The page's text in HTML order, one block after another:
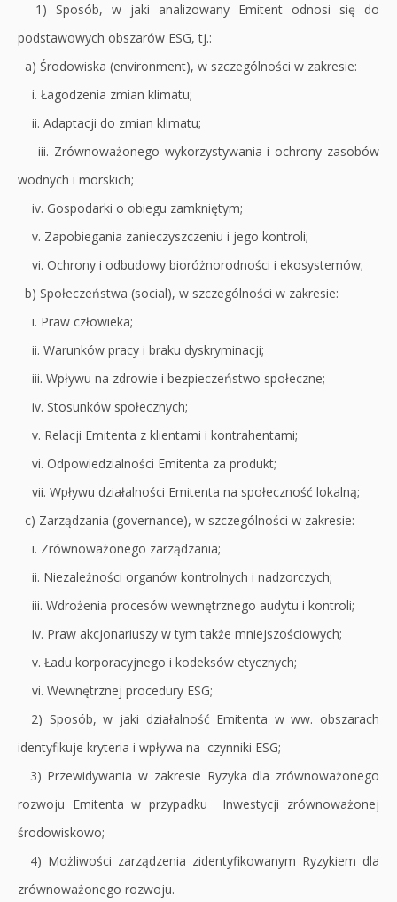
1) Sposób, w jaki analizowany Emitent odnosi się do
podstawowych obszarów ESG, tj.:
a) Środowiska (environment), w szczególności w zakresie:
i. Łagodzenia zmian klimatu;
ii. Adaptacji do zmian klimatu;
iii. Zrównoważonego wykorzystywania i ochrony zasobów
wodnych i morskich;
iv. Gospodarki o obiegu zamkniętym;
v. Zapobiegania zanieczyszczeniu i jego kontroli;
vi. Ochrony i odbudowy bioróżnorodności i ekosystemów;
b) Społeczeństwa (social), w szczególności w zakresie:
i. Praw człowieka;
ii. Warunków pracy i braku dyskryminacji;
iii. Wpływu na zdrowie i bezpieczeństwo społeczne;
iv. Stosunków społecznych;
v. Relacji Emitenta z klientami i kontrahentami;
vi. Odpowiedzialności Emitenta za produkt;
vii. Wpływu działalności Emitenta na społeczność lokalną;
c) Zarządzania (governance), w szczególności w zakresie:
i. Zrównoważonego zarządzania;
ii. Niezależności organów kontrolnych i nadzorczych;
iii. Wdrożenia procesów wewnętrznego audytu i kontroli;
iv. Praw akcjonariuszy w tym także mniejszościowych;
v. Ładu korporacyjnego i kodeksów etycznych;
vi. Wewnętrznej procedury ESG;
2) Sposób, w jaki działalność Emitenta w ww. obszarach
identyfikuje kryteria i wpływa na czynniki ESG;
3) Przewidywania w zakresie Ryzyka dla zrównoważonego
rozwoju Emitenta w przypadku Inwestycji zrównoważonej
środowiskowo;
4) Możliwości zarządzenia zidentyfikowanym Ryzykiem dla
zrównoważonego rozwoju.